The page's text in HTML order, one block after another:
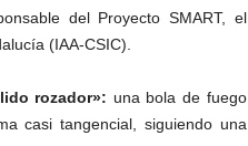
del Proyecto SMART, el
(IAA-CSIC).
rozador»: una bola de fuego
casi tangencial, siguiendo una